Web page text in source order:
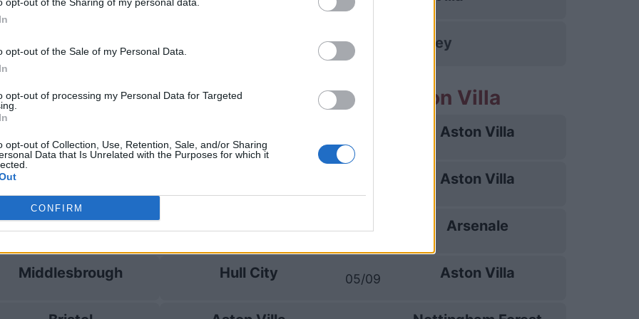
opt-out of the Sale of my Personal Data.
opt-out of processing my Personal Data for Targeted
opt-out of Collection, Use, Retention, Sale, and/or Sharing
Data that Is Unrelated with the Purposes for which it
CONFIRM
Burnley
Burnley
Middlesbrough
Prossime partite Aston Villa
Aston Villa
Aston Villa
31/08 Arsenale
Hull City 05/09 Aston Villa